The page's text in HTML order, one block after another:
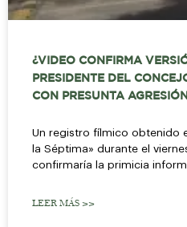
¿VIDEO CONFIRMA
PRESIDENTE DEL
CON PRESUNTA
Un registro fílmico obtenido
la Séptima» durante el
confirmaría la primicia
LEER MÁS >>